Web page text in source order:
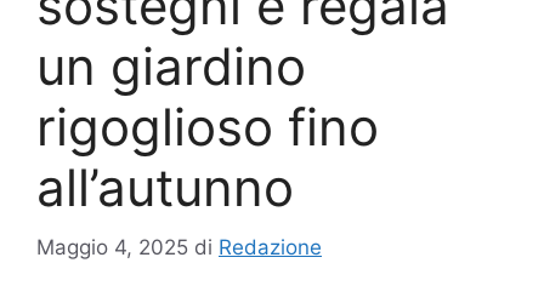
un giardino
rigoglioso fino
all’autunno
Maggio 4, 2025 di Redazione